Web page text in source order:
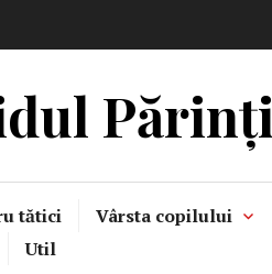
tătici Vârsta copilului
Util